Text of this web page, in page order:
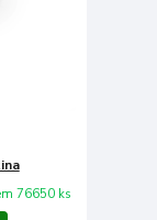
76650 ks